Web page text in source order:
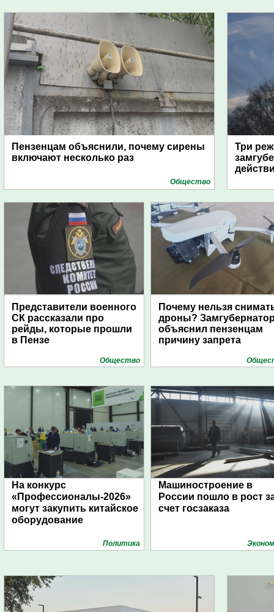
Пензенцам объяснили, почему сирены
включают несколько раз
Общество
Три
Представители военного
СК рассказали про
рейды, которые прошли
в Пензе
Общество
Почему нельзя
дроны?
объяснил пензенцам
причину запрета
На конкурс
«Профессионалы-2026»
могут закупить китайское
оборудование
Политика
Машиностроение в
России пошло в рост
счет госзаказа